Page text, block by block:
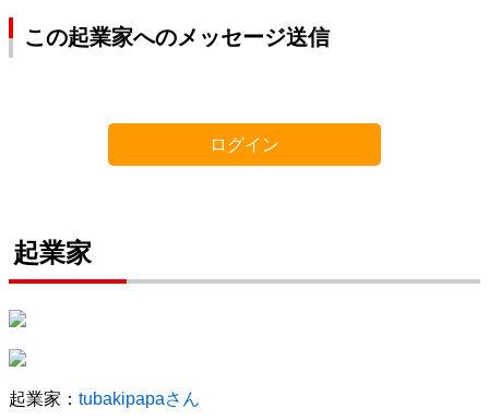
この起業家へのメッセージ送信
ログイン
起業家
起業家： tubakipapaさん